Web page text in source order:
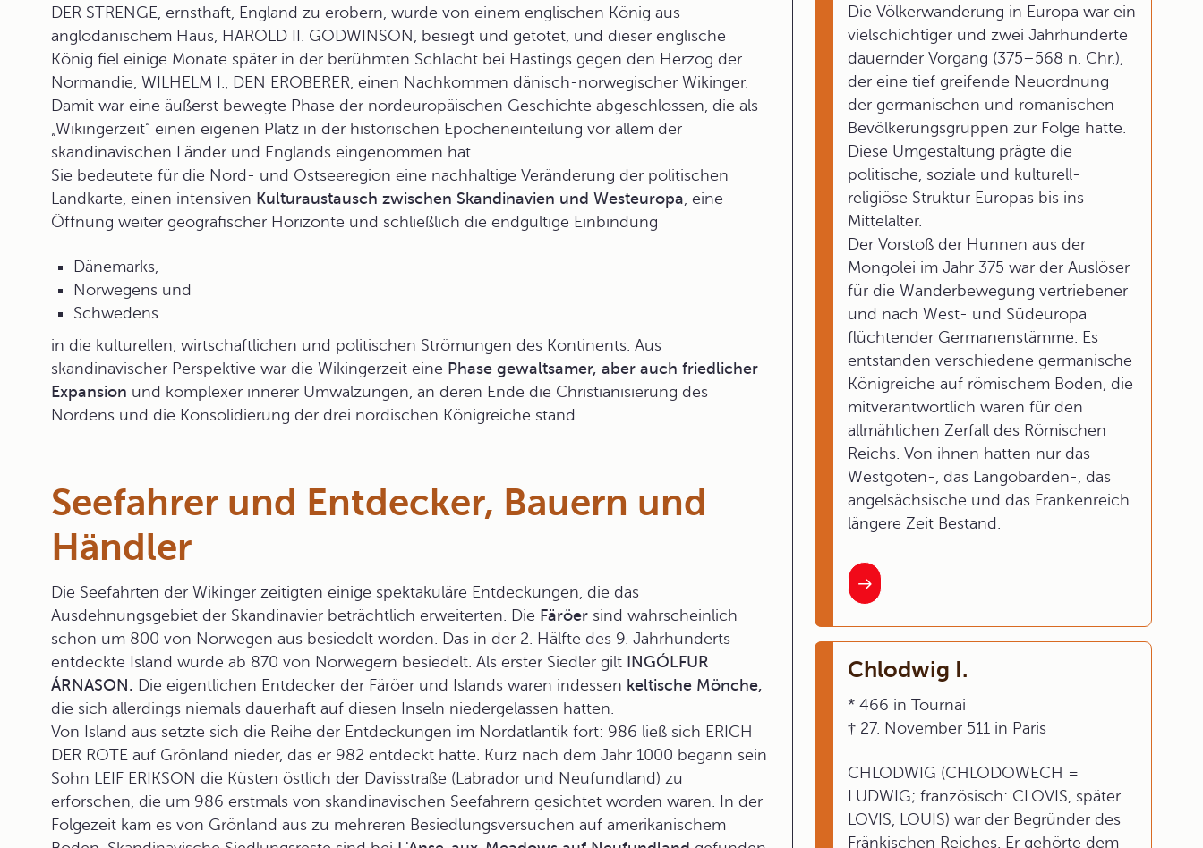
DER STRENGE, ernsthaft, England zu erobern, wurde von einem englischen König aus
anglodänischem Haus, HAROLD II. GODWINSON, besiegt und getötet, und dieser englische
König fiel einige Monate später in der berühmten Schlacht bei Hastings gegen den Herzog der
Normandie, WILHELM I., DEN EROBERER, einen Nachkommen dänisch-norwegischer Wikinger.
Damit war eine äußerst bewegte Phase der nordeuropäischen Geschichte abgeschlossen, die als
„Wikingerzeit“ einen eigenen Platz in der historischen Epocheneinteilung vor allem der
skandinavischen Länder und Englands eingenommen hat.
Sie bedeutete für die Nord- und Ostseeregion eine nachhaltige Veränderung der politischen
Landkarte, einen intensiven Kulturaustausch zwischen Skandinavien und Westeuropa, eine
Öffnung weiter geografischer Horizonte und schließlich die endgültige Einbindung
Dänemarks,
Norwegens und
Schwedens
in die kulturellen, wirtschaftlichen und politischen Strömungen des Kontinents. Aus
skandinavischer Perspektive war die Wikingerzeit eine Phase gewaltsamer, aber auch friedlicher
Expansion und komplexer innerer Umwälzungen, an deren Ende die Christianisierung des
Nordens und die Konsolidierung der drei nordischen Königreiche stand.
Seefahrer und Entdecker, Bauern und
Händler
Die Seefahrten der Wikinger zeitigten einige spektakuläre Entdeckungen, die das
Ausdehnungsgebiet der Skandinavier beträchtlich erweiterten. Die Färöer sind wahrscheinlich
schon um 800 von Norwegen aus besiedelt worden. Das in der 2. Hälfte des 9. Jahrhunderts
entdeckte Island wurde ab 870 von Norwegern besiedelt. Als erster Siedler gilt
INGÓLFUR
ÁRNASON. Die eigentlichen Entdecker der Färöer und Islands waren indessen keltische Mönche,
die sich allerdings niemals dauerhaft auf diesen Inseln niedergelassen hatten.
Von Island aus setzte sich die Reihe der Entdeckungen im Nordatlantik fort: 986 ließ sich ERICH
DER ROTE auf Grönland nieder, das er 982 entdeckt hatte. Kurz nach dem Jahr 1000 begann sein
Sohn LEIF ERIKSON die Küsten östlich der Davisstraße (Labrador und Neufundland) zu
erforschen, die um 986 erstmals von skandinavischen Seefahrern gesichtet worden waren. In der
Folgezeit kam es von Grönland aus zu mehreren Besiedlungsversuchen auf amerikanischem
Die Völkerwanderung in Europa war ein
vielschichtiger und zwei Jahrhunderte
dauernder Vorgang (375–568 n. Chr.),
der eine tief greifende Neuordnung
der germanischen und romanischen
Bevölkerungsgruppen zur Folge hatte.
Diese Umgestaltung prägte die
politische, soziale und kulturell-
religiöse Struktur Europas bis ins
Mittelalter.
Der Vorstoß der Hunnen aus der
Mongolei im Jahr 375 war der Auslöser
für die Wanderbewegung vertriebener
und nach West- und Südeuropa
flüchtender Germanenstämme. Es
entstanden verschiedene germanische
Königreiche auf römischem Boden, die
mitverantwortlich waren für den
allmählichen Zerfall des Römischen
Reichs. Von ihnen hatten nur das
Westgoten-, das Langobarden-, das
angelsächsische und das Frankenreich
längere Zeit Bestand.
Chlodwig I.
* 466 in Tournai
† 27. November 511 in Paris
CHLODWIG (CHLODOWECH =
LUDWIG; französisch: CLOVIS, später
LOVIS, LOUIS) war der Begründer des
Fränkischen Reiches. Er gehörte dem